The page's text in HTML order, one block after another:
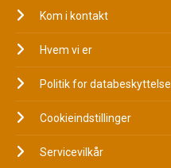
Kom i kontakt
Hvem vi er
Politik for databeskyttelse
Cookieindstillinger
Servicevilkår